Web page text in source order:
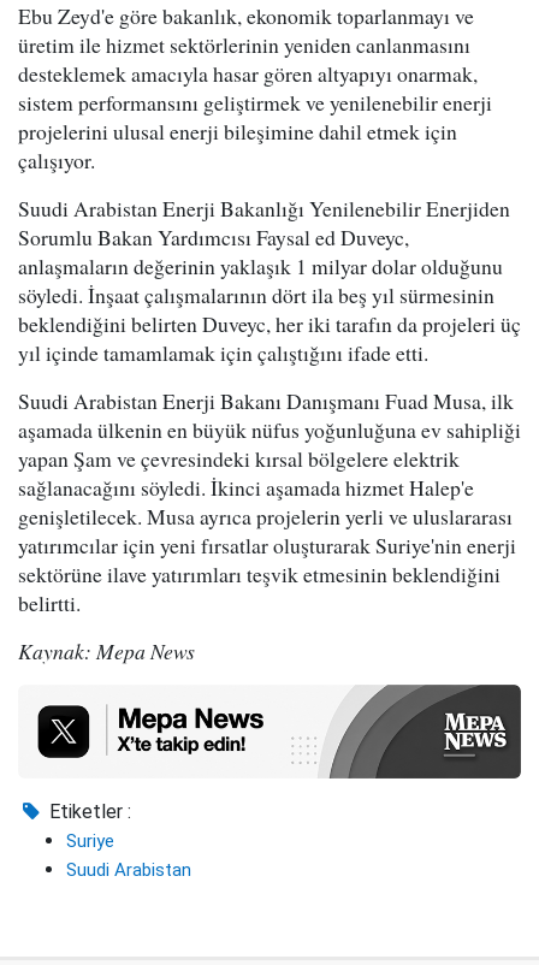
Ebu Zeyd'e göre bakanlık, ekonomik toparlanmayı ve
üretim ile hizmet sektörlerinin yeniden canlanmasını
desteklemek amacıyla hasar gören altyapıyı onarmak,
sistem performansını geliştirmek ve yenilenebilir enerji
projelerini ulusal enerji bileşimine dahil etmek için
çalışıyor.
Suudi Arabistan Enerji Bakanlığı Yenilenebilir Enerjiden
Sorumlu Bakan Yardımcısı Faysal ed Duveyc,
anlaşmaların değerinin yaklaşık 1 milyar dolar olduğunu
söyledi. İnşaat çalışmalarının dört ila beş yıl sürmesinin
beklendiğini belirten Duveyc, her iki tarafın da projeleri üç
yıl içinde tamamlamak için çalıştığını ifade etti.
Suudi Arabistan Enerji Bakanı Danışmanı Fuad Musa, ilk
aşamada ülkenin en büyük nüfus yoğunluğuna ev sahipliği
yapan Şam ve çevresindeki kırsal bölgelere elektrik
sağlanacağını söyledi. İkinci aşamada hizmet Halep'e
genişletilecek. Musa ayrıca projelerin yerli ve uluslararası
yatırımcılar için yeni fırsatlar oluşturarak Suriye'nin enerji
sektörüne ilave yatırımları teşvik etmesinin beklendiğini
belirtti.
Kaynak: Mepa News
Etiketler :
Suriye
Suudi Arabistan